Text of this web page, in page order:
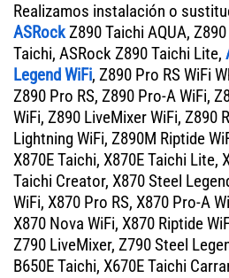
Realizamos instalación o
ASRockZ890 Taichi AQUA, Z890
Taichi, ASRock Z890 Taichi Lite,
Legend WiFi, Z890 Pro RS WiFi
Z890 Pro RS, Z890 Pro-A WiFi,
WiFi, Z890 LiveMixer WiFi, Z890
Lightning WiFi, Z890M Riptide
X870E Taichi, X870E Taichi Lite,
Taichi Creator, X870 Steel
WiFi, X870 Pro RS, X870 Pro-A
X870 Nova WiFi, X870 Riptide
Z790 LiveMixer, Z790 Steel
B650E Taichi, X670E Taichi